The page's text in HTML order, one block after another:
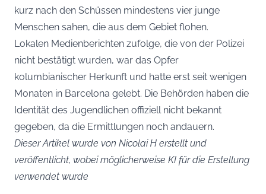
kurz nach den Schüssen mindestens vier junge
Menschen sahen, die aus dem Gebiet flohen.
Lokalen Medienberichten zufolge, die von der Polizei
nicht bestätigt wurden, war das Opfer
kolumbianischer Herkunft und hatte erst seit wenigen
Monaten in Barcelona gelebt. Die Behörden haben die
Identität des Jugendlichen offiziell nicht bekannt
gegeben, da die Ermittlungen noch andauern.
Dieser Artikel wurde von Nicolai H erstellt und
veröffentlicht, wobei möglicherweise KI für die Erstellung
verwendet wurde